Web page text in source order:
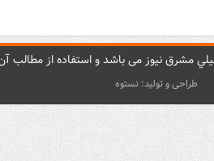
مشرق نيوز می باشد و استفاده از مطالب
طراحی و تولید: نستوه